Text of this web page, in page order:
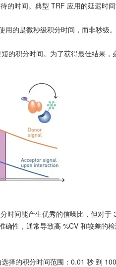
时间。典型 TRF 应用的延迟时
的是微秒级积分时间，而非秒级
积分时间。为了获得最佳结果
时间能产生优秀的信噪比，但对
性，通常导致高 %CV 和较差的检
择的积分时间范围：0.01 秒 到